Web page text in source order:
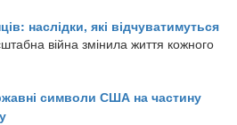
наслідки, які відчуватимуться
війна змінила життя кожного
символи США на частину